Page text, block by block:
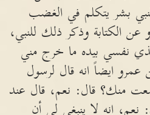
بشر يتكلم في الغضب
الكتابة وذكر ذلك للنبي،
نفسي بيده ما خرج مني
ايضاً انه قال لرسول
منك؟ قال: نعم، قال عند
إنه لا ينبغي لي أن